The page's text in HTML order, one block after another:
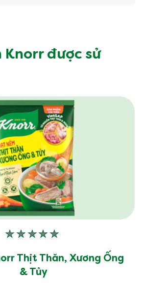
Knorr được sử
Thịt Thăn, Xương Ống
& Tủy
Không
xếp
hạng
nào